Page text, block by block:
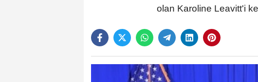
olan Karoline Leavitt'i